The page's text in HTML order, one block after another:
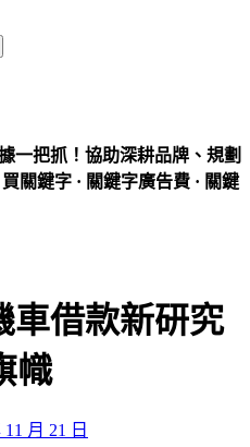
一把抓！協助深耕品牌、規劃
關鍵字 · 關鍵字廣告費 · 關鍵
車借款新研究
幟
11 月 21 日